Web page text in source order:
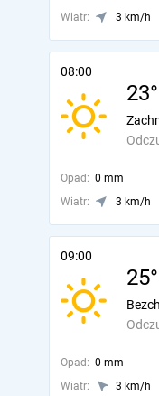
Wiatr: 3 km/h
08:00
Opad: 0 mm
Wiatr:
3 km/h
09:00
Opad: 0 mm
Wiatr:
3 km/h